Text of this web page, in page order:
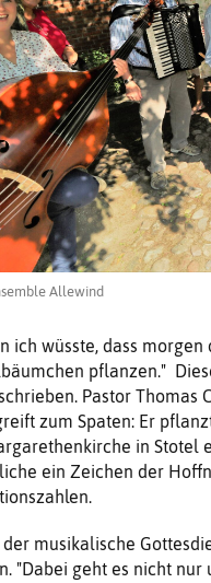
Allewind
ich wüsste, dass
pflanzen."
Pastor Thomas
zum Spaten: Er
in Stotel
ein Zeichen der
der musikalische
"Dabei geht es nicht nur